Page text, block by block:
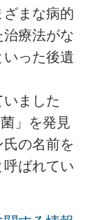
まな病的
療法がな
った後遺
ました
」を発見
の名前を
呼ばれてい